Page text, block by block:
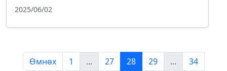
2025/06/02
Өмнөх 1 ... 27 28 29 ...
34